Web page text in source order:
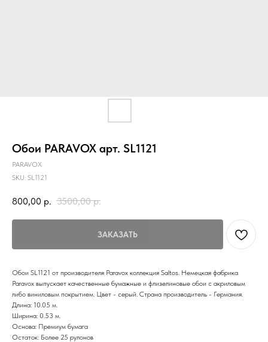
Обои PARAVOX арт. SL1121
PARAVOX
SKU: SL1121
800,00 р. 3500,00 р.
ЗАКАЗАТЬ
Обои SL1121 от производителя Paravox коллекция Saltos. Немецкая фабрика
Paravox выпускает качественные бумажные и флизелиновые обои с акриловым
либо виниловым покрытием. Цвет - серый. Страна производитель - Германия.
Длина: 10.05 м.
Ширина: 0.53 м.
Основа: Премиум бумага
Остаток: Более 25 рулонов